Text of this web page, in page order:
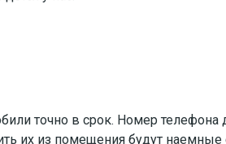
точно в срок. Номер
их из помещения будут